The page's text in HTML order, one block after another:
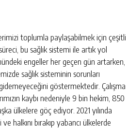
toplumla paylaşabilmek için çeşitli
bu sağlık sistemi ile artık yol
engeller her geçen gün artarken,
sağlık sisteminin sorunları
göstermektedir. Çalışma
kaybı nedeniyle 9 bin hekim, 850
ülkelere göç ediyor. 2021 yılında
halkını bırakıp yabancı ülkelerde